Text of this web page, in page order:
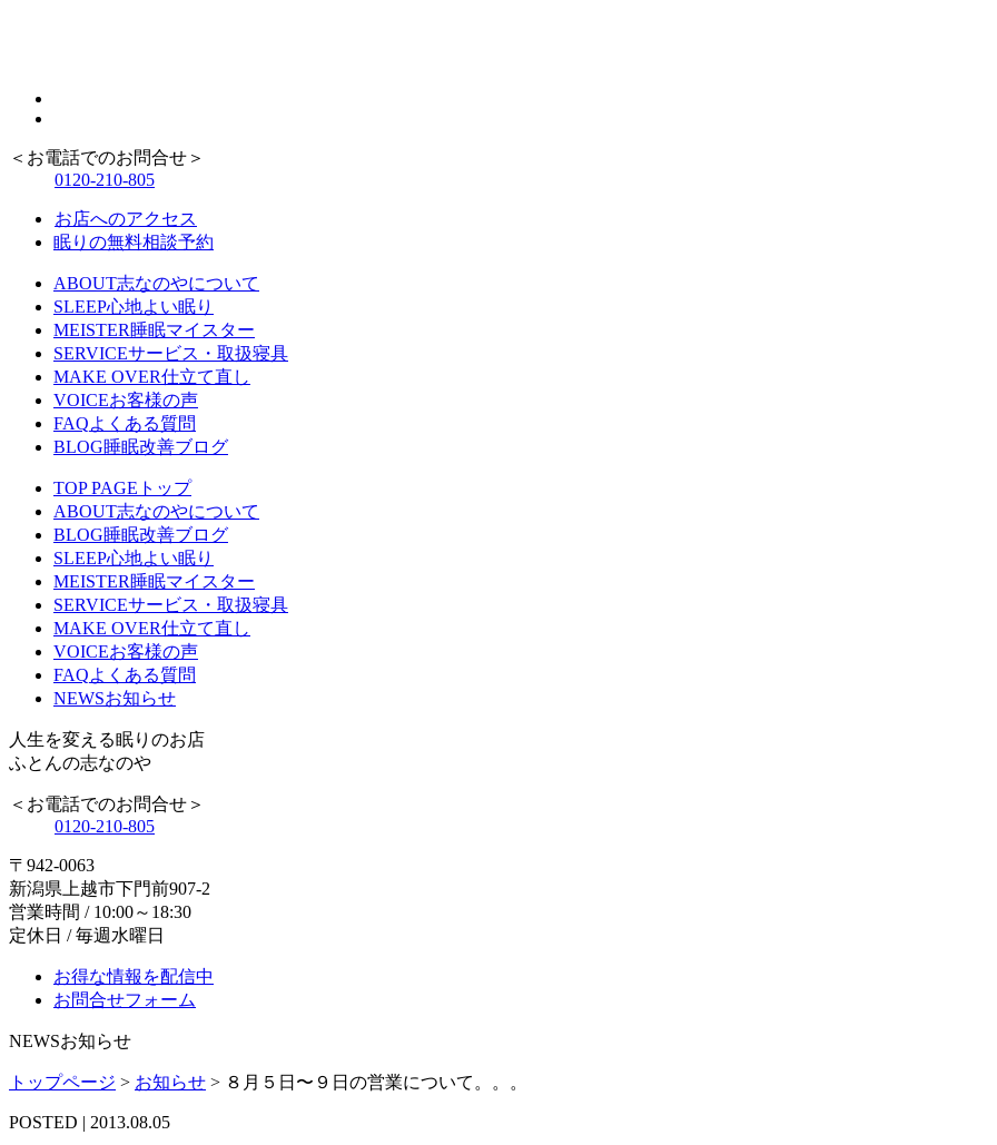
＜お電話でのお問合せ＞
0120-210-805
お店へのアクセス
眠りの無料相談予約
ABOUT志なのやについて
SLEEP心地よい眠り
MEISTER睡眠マイスター
SERVICEサービス・取扱寝具
MAKE OVER仕立て直し
VOICEお客様の声
FAQよくある質問
BLOG睡眠改善ブログ
TOP PAGE トップ
ABOUT志なのやについて
BLOG睡眠改善ブログ
SLEEP心地よい眠り
MEISTER睡眠マイスター
SERVICEサービス・取扱寝具
MAKE OVER仕立て直し
VOICEお客様の声
FAQよくある質問
NEWSお知らせ
人生を変える眠りのお店
ふとんの志なのや
＜お電話でのお問合せ＞
0120-210-805
〒942-0063
新潟県上越市下門前907-2
営業時間 / 10:00～18:30
定休日 / 毎週水曜日
お得な情報を配信中
お問合せフォーム
NEWSお知らせ
トップページ > お知らせ > ８月５日〜９日の営業について。。。
POSTED | 2013.08.05